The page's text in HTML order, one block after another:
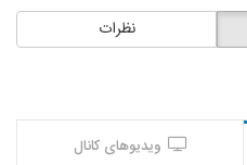
نظرات
ویدیوهای کانال